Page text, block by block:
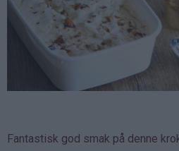
Fantastisk god smak på denne